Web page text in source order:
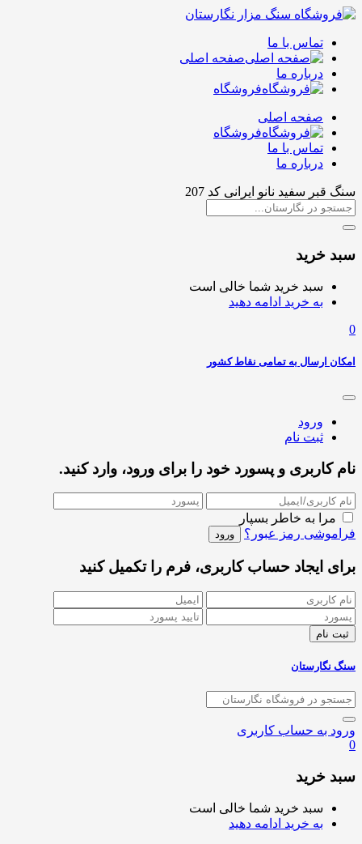
تماس با ما
صفحه اصلی
درباره ما
فروشگاه
صفحه اصلی
فروشگاه
تماس با ما
درباره ما
سنگ قبر سفید نانو ایرانی کد 207
سبد خرید
سبد خرید شما خالی است
به خرید ادامه دهید
0
امکان ارسال به تمامی نقاط کشور
ورود
ثبت نام
نام کاربری و پسورد خود را برای ورود، وارد کنید.
مرا به خاطر بسپار
فراموشی رمز عبور؟
برای ایجاد حساب کاربری، فرم را تکمیل کنید
سنگ نگارستان
ورود به حساب کاربری
0
سبد خرید
سبد خرید شما خالی است
به خرید ادامه دهید